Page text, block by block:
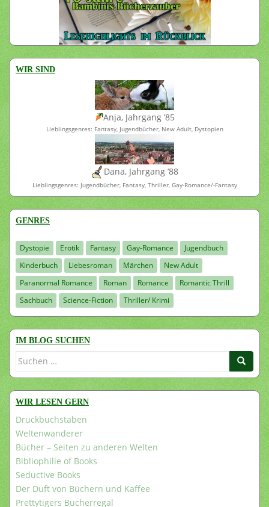
WIR SIND
Anja, Jahrgang ’85
Lieblingsgenres: Fantasy, Jugendbücher, New Adult, Dystopien
Dana, Jahrgang ’88
Lieblingsgenres: Jugendbücher, Fantasy, Thriller, Gay-Romance/-Fantasy
GENRES
Dystopie Erotik Fantasy Gay-Romance
Jugendbuch
Kinderbuch
Liebesroman Märchen
New Adult
Paranormal Romance
Roman Romance
Romantic Thrill
Sachbuch
Science-Fiction Thriller/ Krimi
IM BLOG SUCHEN
Suchen
WIR LESEN GERN
Druckbuchstaben
Weltenwanderer
Bücher – Seiten zu anderen Welten
Bibliophilie of Books
Seductive Books
Der Duft von Büchern und Kaffee
Prettytigers Bücherregal